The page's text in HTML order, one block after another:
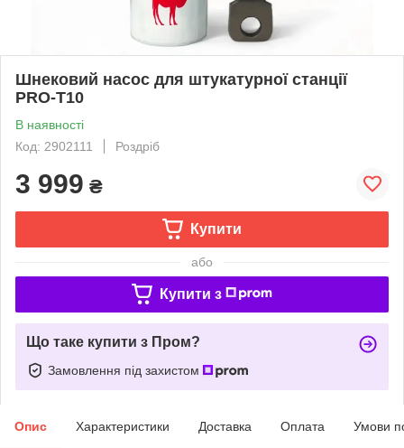
Шнековий насос для штукатурної станції
PRO-Т10
В наявності
Код: 2902111
Роздріб
3 999 ₴
Купити
або
Купити з
Що таке купити з Пром?
Замовлення під захистом
Опис Характеристики Доставка Оплата Умови